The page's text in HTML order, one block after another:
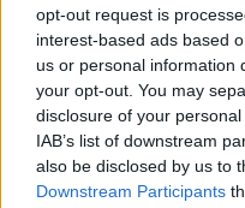
opt-out request is
interest-based ads based
us or personal information
your opt-out. You may
disclosure of your
IAB’s list of downstream
also be disclosed by us to
Downstream Participants